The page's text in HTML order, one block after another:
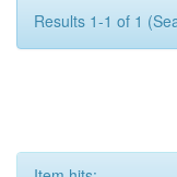
Results 1-1 of 1